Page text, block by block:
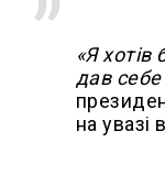
«Я хотів
дав себе
на увазі